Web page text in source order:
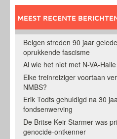
MEEST RECENTE
Belgen streden 90 jaar
oprukkende fascisme
Al wie het niet met N-VA-
Elke treinreiziger voortaan
NMBS?
Erik Todts gehuldigd na 30
fondsenwerving
De Britse Keir Starmer was
genocide-ontkenner